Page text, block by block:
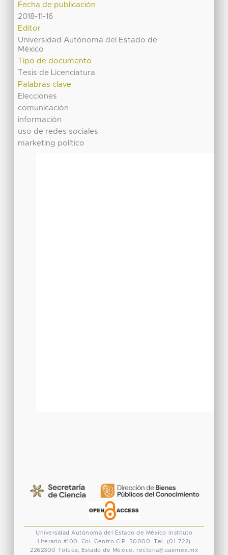
Fecha de publicación
2018-11-16
Editor
Universidad Autónoma del Estado de
México
Tipo de documento
Tesis de Licenciatura
Palabras clave
Elecciones
comunicación
información
uso de redes sociales
marketing político
Universidad Autónoma del Estado de México
Instituto
Literario #100. Col. Centro C.P. 50000. Tel. (01-722)
2262300 Toluca, Estado de México. rectoria@uaemex.mx